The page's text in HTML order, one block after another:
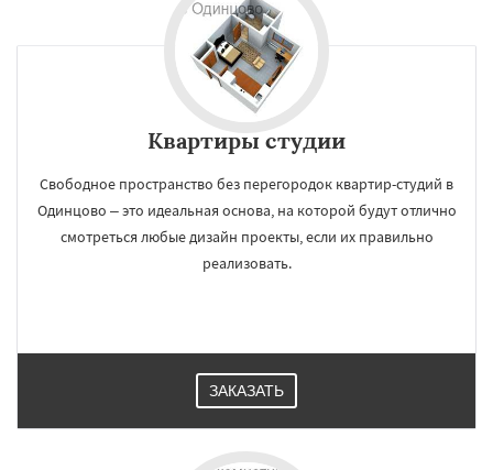
Квартиры студии
Свободное пространство без перегородок квартир-студий в
Одинцово – это идеальная основа, на которой будут отлично
смотреться любые дизайн проекты, если их правильно
реализовать.
ЗАКАЗАТЬ